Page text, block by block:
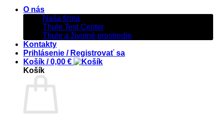
O nás
Naša firma
Thule Test Center
Thule a životné prostredie
Kontakty
Prihlásenie / Registrovať sa
Košík /0,00 €
Košík